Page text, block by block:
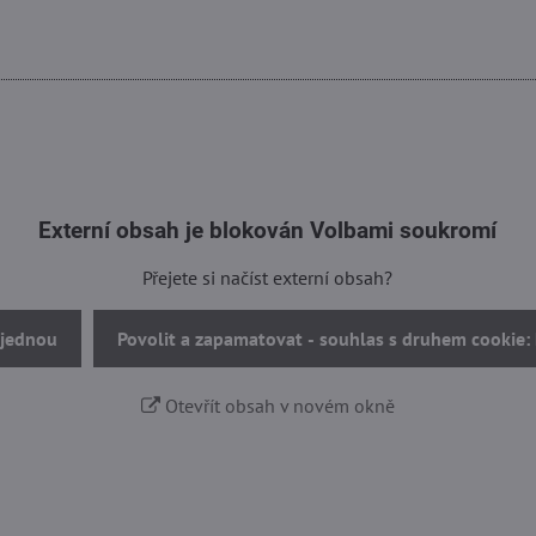
Externí obsah je blokován Volbami soukromí
Přejete si načíst externí obsah?
Povolit a zapamatovat - souhlas s druhem cookie:
Otevřít obsah v novém okně